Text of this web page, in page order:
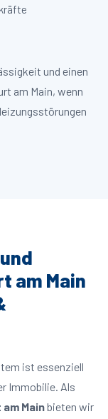
und einen
am Main, wenn
am Main
ist essenziell
Immobilie. Als
Mainbieten wir